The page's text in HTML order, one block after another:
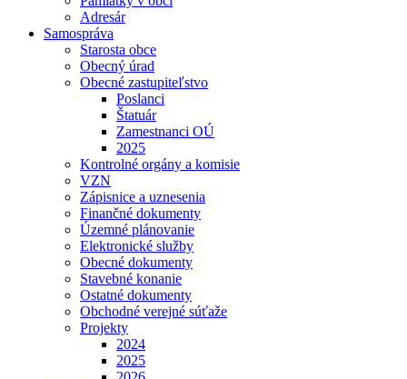
Adresár
Samospráva
Starosta obce
Obecný úrad
Obecné zastupiteľstvo
Poslanci
Štatuár
Zamestnanci OÚ
2025
Kontrolné orgány a komisie
VZN
Zápisnice a uznesenia
Finančné dokumenty
Územné plánovanie
Elektronické služby
Obecné dokumenty
Stavebné konanie
Ostatné dokumenty
Obchodné verejné súťaže
Projekty
2024
2025